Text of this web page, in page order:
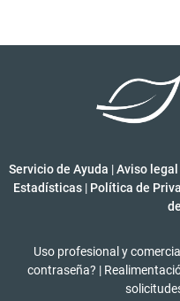
Servicio de Ayuda |Aviso legal
Estadísticas | Política de
Uso profesional y
contraseña? |